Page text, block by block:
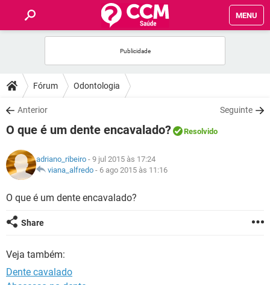
MENU
FÓRUM
SAÚDE
FAMÍLIA
NUTRIÇÃO
BEM-ESTAR
SEXUALIDADE
GLOSSÁRIO
Fórum Odontologia
Anterior Seguinte
O que é um dente encavalado? Resolvido
adriano_ribeiro - 9 jul 2015 às 17:24
viana_alfredo - 6 ago 2015 às 11:16
O que é um dente encavalado?
Share
Veja também:
Dente cavalado